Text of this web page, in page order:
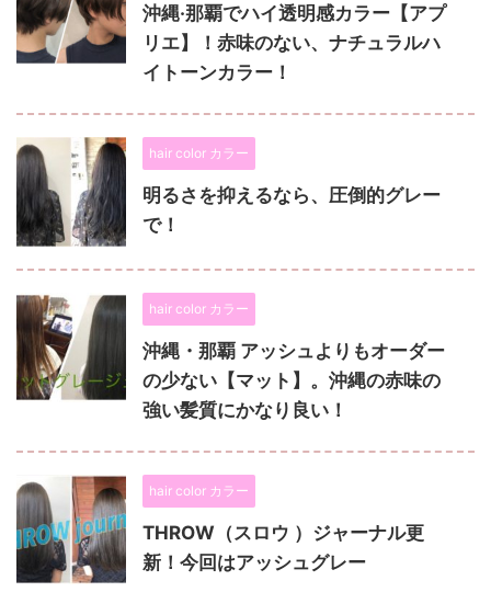
沖縄·那覇でハイ透明感カラー【アプ
リエ】！赤味のない、ナチュラルハ
イトーンカラー！
hair color カラー
明るさを抑えるなら、圧倒的グレー
で！
hair color カラー
沖縄・那覇 アッシュよりもオーダー
の少ない【マット】。沖縄の赤味の
強い髪質にかなり良い！
hair color カラー
THROW（スロウ ）ジャーナル更
新！今回はアッシュグレー